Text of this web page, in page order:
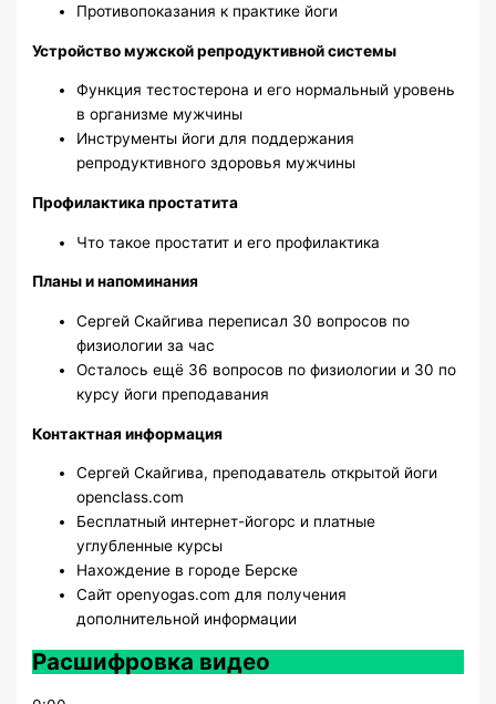
Противопоказания к практике йоги
Устройство мужской репродуктивной системы
Функция тестостерона и его нормальный уровень
в организме мужчины
Инструменты йоги для поддержания
репродуктивного здоровья мужчины
Профилактика простатита
Что такое простатит и его профилактика
Планы и напоминания
Сергей Скайгива переписал 30 вопросов по
физиологии за час
Осталось ещё 36 вопросов по физиологии и 30 по
курсу йоги преподавания
Контактная информация
Сергей Скайгива, преподаватель открытой йоги
openclass.com
Бесплатный интернет-йогорс и платные
углубленные курсы
Нахождение в городе Берске
Сайт openyogas.com для получения
дополнительной информации
Расшифровка видео